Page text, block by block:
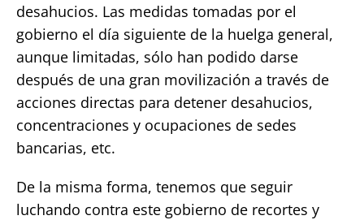
desahucios. Las medidas tomadas por el
gobierno el día siguiente de la huelga general,
aunque limitadas, sólo han podido darse
después de una gran movilización a través de
acciones directas para detener desahucios,
concentraciones y ocupaciones de sedes
bancarias, etc.
De la misma forma, tenemos que seguir
luchando contra este gobierno de recortes y